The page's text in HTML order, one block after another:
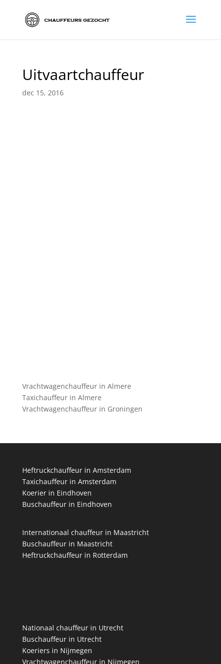
Uitvaartchauffeur
dec 15, 2016
Vrachtwagenchauffeur in Almere
Taxichauffeur in Almere
Vrachtwagenchauffeur in Groningen
Heftruckchauffeur in Amsterdam
Taxichauffeur in Amsterdam
Koerier in Eindhoven
Buschauffeur in Eindhoven
Internationaal chauffeur in Maastricht
Buschauffeur in Maastricht
Heftruckchauffeur in Rotterdam
Nationaal chauffeur in Utrecht
Buschauffeur in Utrecht
Koeriers in Nijmegen
Vrachtwagenchauffeur in Nijmegen